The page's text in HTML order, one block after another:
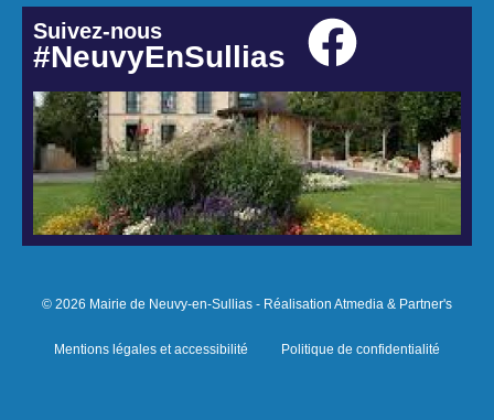
Suivez-nous
#NeuvyEnSullias
© 2026 Mairie de Neuvy-en-Sullias - Réalisation Atmedia & Partner's
Mentions légales et accessibilité Politique de confidentialité